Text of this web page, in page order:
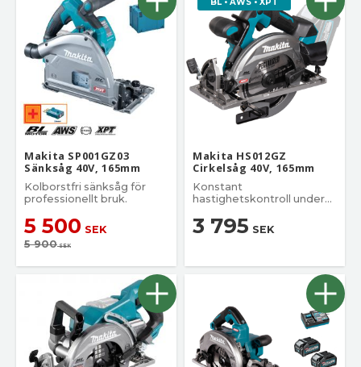
Makita SP001GZ03
Sänksåg 40V, 165mm
Kolborstfri sänksåg för
professionellt bruk.
5 500 SEK
5 900SEK
Makita HS012GZ
Cirkelsåg 40V, 165mm
Konstant
hastighetskontroll under
3 795 SEK